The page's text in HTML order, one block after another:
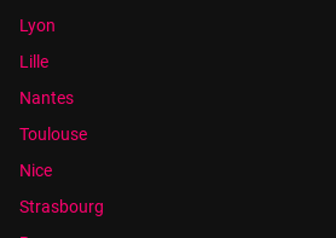
Lyon
Lille
Nantes
Toulouse
Nice
Strasbourg